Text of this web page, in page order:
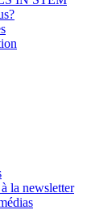
la newsletter